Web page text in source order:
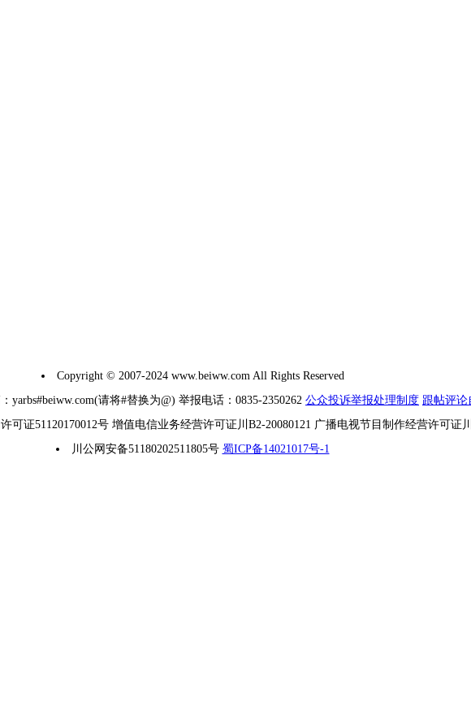
Copyright © 2007-2024 www.beiww.com All Rights Reserved
yarbs#beiww.com(请将#替换为@) 举报电话：0835-2350262 公众投诉举报处理制度 跟帖评论
可证51120170012号 增值电信业务经营许可证川B2-20080121 广播电视节目制作经营许可证
川公网安备51180202511805号 蜀ICP备14021017号-1